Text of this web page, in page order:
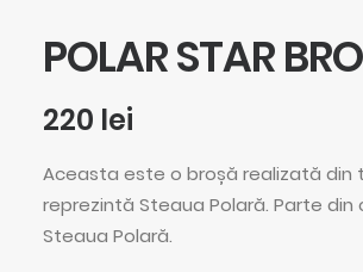
POLAR STAR
220 lei
Aceasta este o broșă realizată din
reprezintă Steaua Polară. Parte din
Steaua Polară.